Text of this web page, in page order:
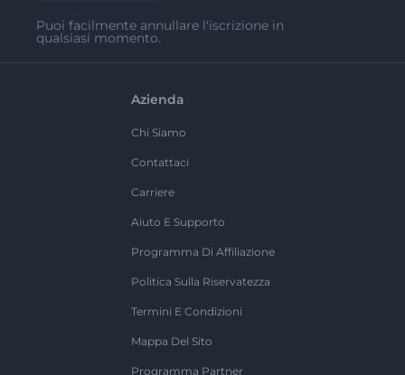
Puoi facilmente annullare l'iscrizione in
qualsiasi momento.
Azienda
Chi Siamo
Contattaci
Carriere
Aiuto E Supporto
Programma Di Affiliazione
Politica Sulla Riservatezza
Termini E Condizioni
Mappa Del Sito
Programma Partner